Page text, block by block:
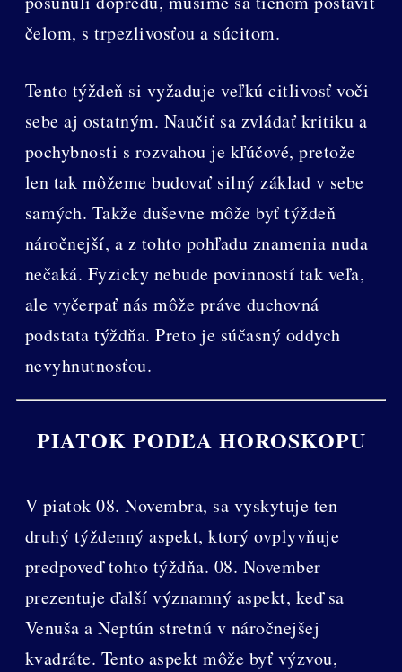
čelom, s trpezlivosťou a súcitom.
Tento týždeň si vyžaduje veľkú citlivosť voči
sebe aj ostatným. Naučiť sa zvládať kritiku a
pochybnosti s rozvahou je kľúčové, pretože
len tak môžeme budovať silný základ v sebe
samých. Takže duševne môže byť týždeň
náročnejší, a z tohto pohľadu znamenia nuda
nečaká. Fyzicky nebude povinností tak veľa,
ale vyčerpať nás môže práve duchovná
podstata týždňa. Preto je súčasný oddych
nevyhnutnosťou.
PIATOK PODĽA HOROSKOPU
V piatok 08. Novembra, sa vyskytuje ten
druhý týždenný aspekt, ktorý ovplyvňuje
predpoveď tohto týždňa. 08. November
prezentuje ďalší významný aspekt, keď sa
Venuša a Neptún stretnú v náročnejšej
kvadráte. Tento aspekt môže byť výzvou,